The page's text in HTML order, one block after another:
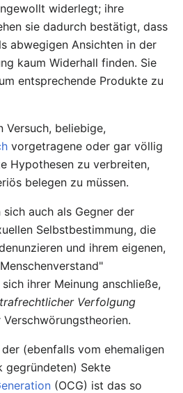
widerlegt; ihre
sie dadurch bestätigt, dass
abwegigen Ansichten in der
kaum Widerhall finden. Sie
entsprechende Produkte zu
Versuch, beliebige,
vorgetragene oder gar völlig
Hypothesen zu verbreiten,
belegen zu müssen.
auch als Gegner der
Selbstbestimmung, die
und ihrem eigenen,
ihrer Meinung anschließe,
Verfolgung
(ebenfalls vom ehemaligen
gegründeten) Sekte
(OCG) ist das so